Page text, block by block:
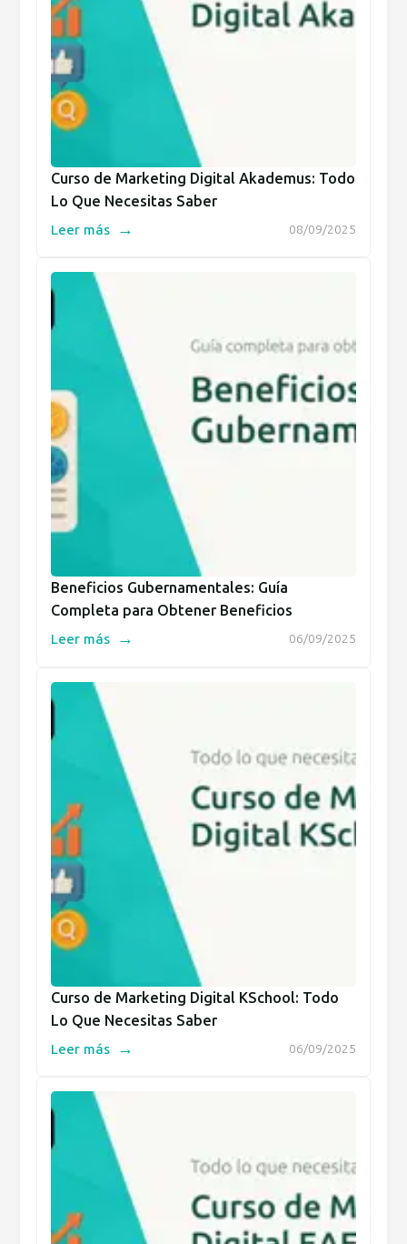
Curso de Marketing Digital Akademus: Todo
Lo Que Necesitas Saber
08/09/2025
Leer más →
Beneficios Gubernamentales: Guía
Completa para Obtener Beneficios
06/09/2025
Leer más →
Curso de Marketing Digital KSchool: Todo
Lo Que Necesitas Saber
06/09/2025
Leer más →